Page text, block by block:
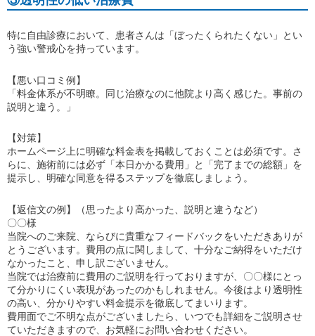
特に自由診療において、患者さんは「ぼったくられたくない」とい
う強い警戒心を持っています。
【悪い口コミ例】
「料金体系が不明瞭。同じ治療なのに他院より高く感じた。事前の
説明と違う。」
【対策】
ホームページ上に明確な料金表を掲載しておくことは必須です。さ
らに、施術前には必ず「本日かかる費用」と「完了までの総額」を
提示し、明確な同意を得るステップを徹底しましょう。
【返信文の例】（思ったより高かった、説明と違うなど）
〇〇様
当院へのご来院、ならびに貴重なフィードバックをいただきありが
とうございます。費用の点に関しまして、十分なご納得をいただけ
なかったこと、申し訳ございません。
当院では治療前に費用のご説明を行っておりますが、〇〇様にとっ
て分かりにくい表現があったのかもしれません。今後はより透明性
の高い、分かりやすい料金提示を徹底してまいります。
費用面でご不明な点がございましたら、いつでも詳細をご説明させ
ていただきますので、お気軽にお問い合わせください。